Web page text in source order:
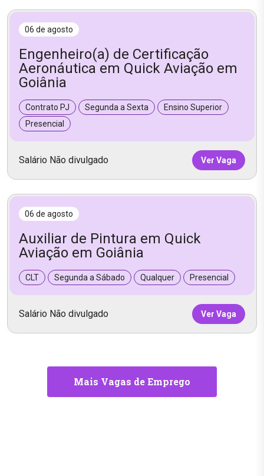
06 de agosto
Engenheiro(a) de Certificação
Aeronáutica em Quick Aviação em
Goiânia
Contrato PJ Segunda a Sexta
Ensino Superior
Presencial
Salário Não divulgado Ver Vaga
06 de agosto
Auxiliar de Pintura em Quick
Aviação em Goiânia
CLT Segunda a Sábado Qualquer Presencial
Salário Não divulgado Ver Vaga
Mais Vagas de Emprego